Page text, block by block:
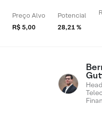
Preço Alvo
R$ 5,00
Potencial
28,21 %